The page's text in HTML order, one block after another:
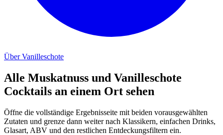
Über Vanilleschote
Alle Muskatnuss und Vanilleschote
Cocktails an einem Ort sehen
Öffne die vollständige Ergebnisseite mit beiden vorausgewählten
Zutaten und grenze dann weiter nach Klassikern, einfachen Drinks,
Glasart, ABV und den restlichen Entdeckungsfiltern ein.